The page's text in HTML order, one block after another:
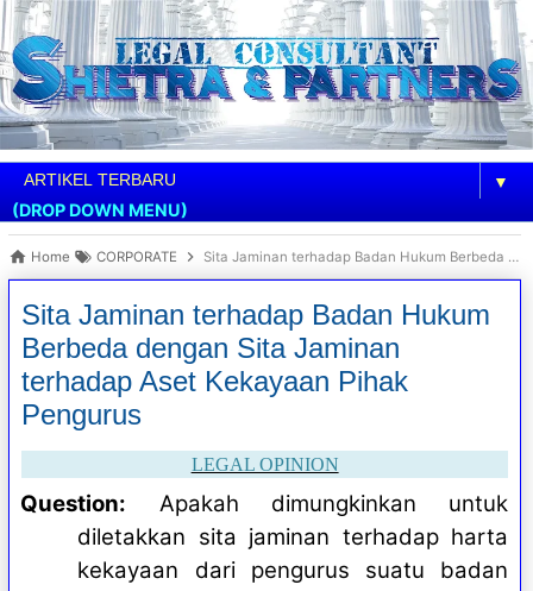
▼
(DROP DOWN MENU)
Home CORPORATE Sita Jaminan terhadap Badan Hukum Berbeda dengan Sita Jaminan terhadap Aset Kekayaan Pihak Pengurus
Sita Jaminan terhadap Badan Hukum
Berbeda dengan Sita Jaminan
terhadap Aset Kekayaan Pihak
Pengurus
LEGAL OPINION
Question: Apakah dimungkinkan untuk
diletakkan sita jaminan terhadap harta
kekayaan dari pengurus suatu badan